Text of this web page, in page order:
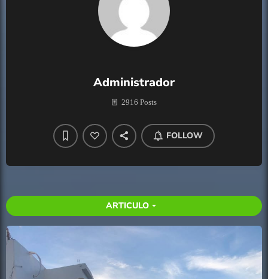
Administrador
2916 Posts
FOLLOW
ARTICULO arrow_drop_down